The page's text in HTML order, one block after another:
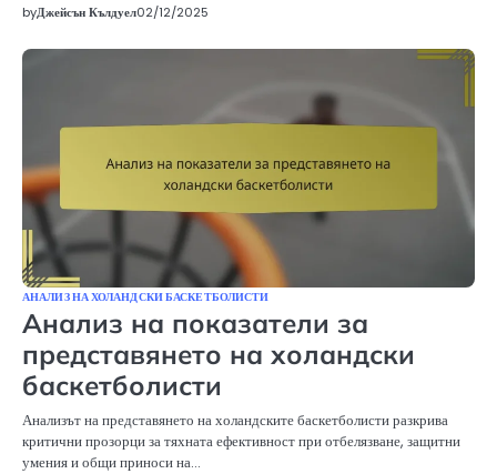
byДжейсън Кълдуел02/12/2025
АНАЛИЗ НА ХОЛАНДСКИ БАСКЕТБОЛИСТИ
Анализ на показатели за
представянето на холандски
баскетболисти
Анализът на представянето на холандските баскетболисти разкрива
критични прозорци за тяхната ефективност при отбелязване, защитни
умения и общи приноси на…